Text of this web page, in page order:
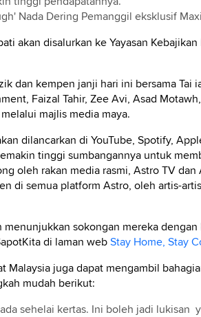
Nada Dering Pemanggil eksklusif
akan disalurkan ke Yayasan
dan kempen janji hari ini bersama Tai
Faizal Tahir, Zee Avi, Asad
majlis media maya.
dilancarkan di YouTube, Spotify,
tinggi sumbangannya untuk
oleh rakan media rasmi, Astro TV dan
di semua platform Astro, oleh artis-
menunjukkan sokongan mereka
di laman web Stay Home, Stay
Malaysia juga dapat mengambil
mudah berikut:
sehelai kertas. Ini boleh jadi lukisan